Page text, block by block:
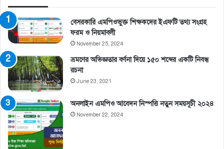
বেসরকারি এমপিওভুক্ত শিক্ষকদের ইএফটি তথ্য সংগ্রহ
ফরম ও নিয়মাবলী
November 25, 2024
ভ্রমণের অভিজ্ঞতার বর্ণনা দিয়ে ১৫০ শব্দের একটি নিবন্ধ
রচনা
June 23, 2021
অনলাইন এমপিও আবেদন নিস্পত্তি নতুন সময়সূচী ২০২৪
November 22, 2024